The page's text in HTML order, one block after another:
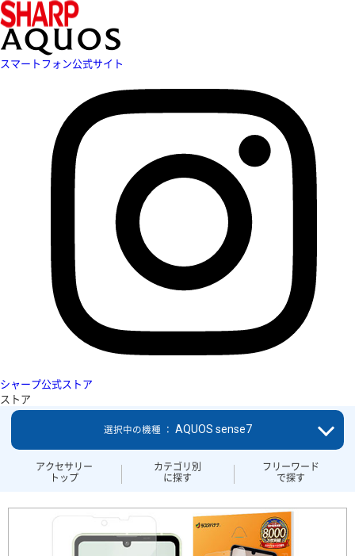
スマートフォン公式サイト
シャープ公式ストア
ストア
アクセサリー
トップ
カテゴリ別
に探す
フリーワード
で探す
選択中の機種 ： AQUOS sense7